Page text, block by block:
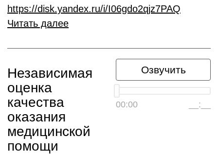
https://disk.yandex.ru/i/I06gdo2qjz7PAQ
Читать далее
Озвучить
00:00 __:__
Независимая
оценка
качества
оказания
медицинской
помощи